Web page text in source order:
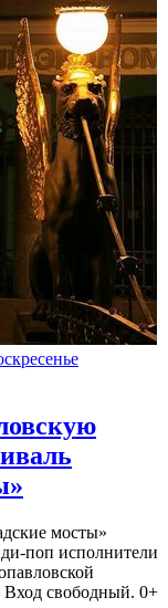
мосты»
поп исполнители
Вход свободный. 0+